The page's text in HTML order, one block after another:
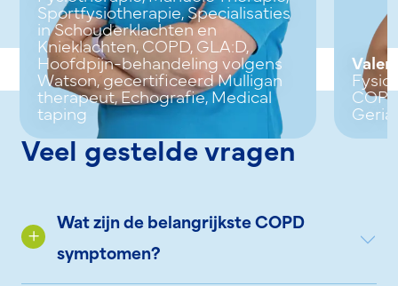
Sportfysiotherapie, Specialisaties
in Schouderklachten en
Knieklachten, COPD, GLA:D,
Hoofdpijn-behandeling volgens
Watson, gecertificeerd Mulligan
therapeut, Echografie, Medical
taping
Veel gestelde vragen
Wat zijn de belangrijkste COPD
symptomen?